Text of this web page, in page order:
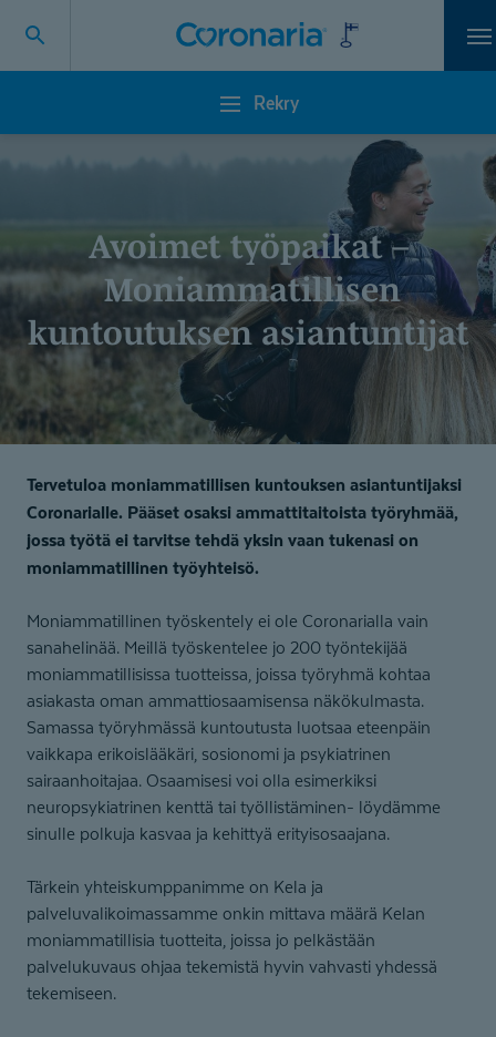
Rekry
Avoimet työpaikat –
Moniammatillisen
kuntoutuksen asiantuntijat
Tervetuloa moniammatillisen kuntouksen asiantuntijaksi
Coronarialle. Pääset osaksi ammattitaitoista työryhmää,
jossa työtä ei tarvitse tehdä yksin vaan tukenasi on
moniammatillinen työyhteisö.
Moniammatillinen työskentely ei ole Coronarialla vain
sanahelinää. Meillä työskentelee jo 200 työntekijää
moniammatillisissa tuotteissa, joissa työryhmä kohtaa
asiakasta oman ammattiosaamisensa näkökulmasta.
Samassa työryhmässä kuntoutusta luotsaa eteenpäin
vaikkapa erikoislääkäri, sosionomi ja psykiatrinen
sairaanhoitajaa. Osaamisesi voi olla esimerkiksi
neuropsykiatrinen kenttä tai työllistäminen- löydämme
sinulle polkuja kasvaa ja kehittyä erityisosaajana.
Tärkein yhteiskumppanimme on Kela ja
palveluvalikoimassamme onkin mittava määrä Kelan
moniammatillisia tuotteita, joissa jo pelkästään
palvelukuvaus ohjaa tekemistä hyvin vahvasti yhdessä
tekemiseen.